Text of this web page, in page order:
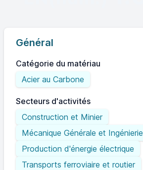
Général
Catégorie du matériau
Acier au Carbone
Secteurs d'activités
Construction et Minier
Mécanique Générale et Ingénierie
Production d'énergie électrique
Transports ferroviaire et routier